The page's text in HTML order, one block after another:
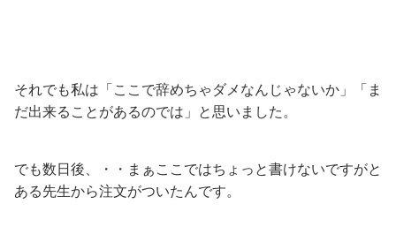
それでも私は「ここで辞めちゃダメなんじゃないか」「ま
だ出来ることがあるのでは」と思いました。
でも数日後、・・まぁここではちょっと書けないですがと
ある先生から注文がついたんです。